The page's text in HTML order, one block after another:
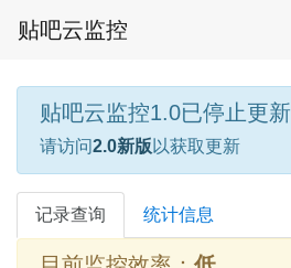
贴吧云监控
贴吧云监控1.0已停止更新
请访问2.0新版 以获取更新
记录查询 统计信息